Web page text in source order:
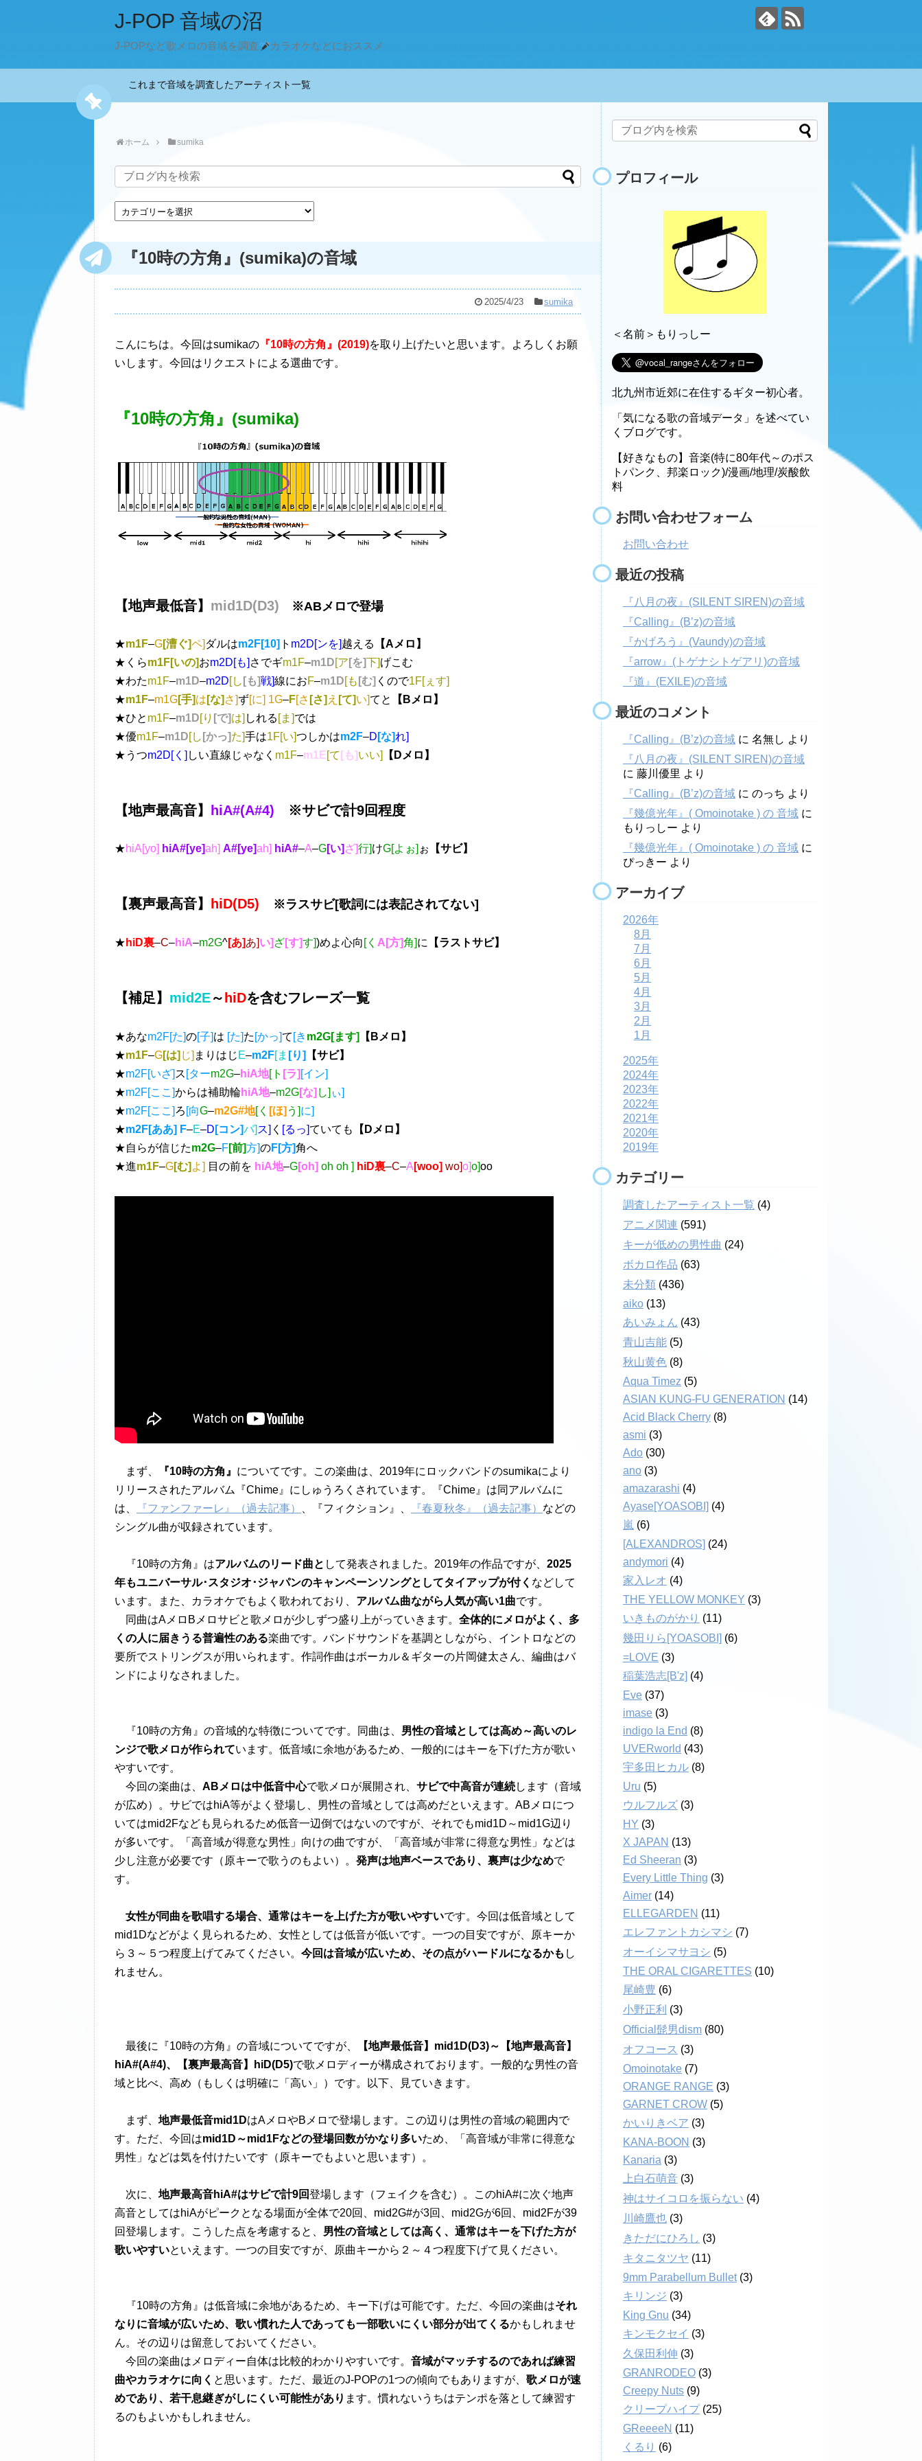
J-POP 音域の沼
J-POPなど歌メロの音域を調査 カラオケなどにおススメ
これまで音域を調査したアーティスト一覧
ホーム sumika
『10時の方角』(sumika)の音域
2025/4/23 sumika
こんにちは。今回はsumikaの 『10時の方角』(2019)を取り上げたいと思います。よろしくお願
いします。今回はリクエストによる選曲です。
『10時の方角』(sumika)
【地声最低音】 mid1D(D3) ※ABメロで登場
★m1F–G[漕ぐ]ペ] ダルはm2F[10] ト m2D[ンを]越える
【Aメロ】
★くらm1F[いの]おm2D[も] さでギm1F–m1D[ア [を]下]げこむ
★わたm1F–m1D–m2D[し [も]戦]線におF–m1D[も [む] くので1F[ぇす]
★m1F–m1G[手]は [な] さ]ず[に] 1G–F[さ [さ] え [て]い]てと
【Bメロ】
★ひと m1F–m1D[り [で]は] しれる [ま]では
★優m1F–m1D[し [かっ]た]手は1F[い]つしかはm2F–D [な]れ]
★うつm2D[く] しい直線じゃなく m1F–m1E[て [も] いい] 【Dメロ】
【地声最高音】 hiA#(A#4) ※サビで計9回程度
★hiA[yo] hiA#[ye]ah] A#[ye]ah] hiA#–A–G[い] ざ]行]けG[よぉ] ぉ 【サビ】
【裏声最高音】 hiD(D5) ※ラスサビ[歌詞には表記されてない]
★ hiD裏–C–hiA–m2G^[あ]あ]い] ざ[す]す])めよ心向 [く A[方]角]に 【ラストサビ】
【補足】 mid2E～ hiDを含むフレーズ一覧
★あなm2F[た]の[子]は [た]た [かっ]て [き m2G[ます]
【Bメロ】
★m1F–G[は] じ] まりはじ E–m2F[ま [り]
【サビ】
★m2F[いざ] ス [ターm2G–hiA地[ト [ラ] [イン]
★m2F[ここ]からは補助輪hiA地–m2G[な] し] ぃ]
★m2F[ここ]ろ [向G–m2G#地[く [ほ] う]に]
★m2F[ああ] F–E–D [コン]パ] ス] く [るっ]ていても
【Dメロ】
★自らが信じたm2G–F[前]方]のF[方]角へ
★進m1F–G[む] よ] 目の前を hiA地–G[oh] oh oh ] hiD裏–C–A [woo] wo]o]o]oo
まず、 『10時の方角』 についてです。この楽曲は、2019年にロックバンドのsumikaにより
リリースされたアルバム『Chime』にしゅうろくされています。『Chime』は同アルバムに
は、
『ファンファーレ』（過去記事） 、『フィクション』、 『春夏秋冬』（過去記事） などの
シングル曲が収録されています。
『10時の方角』はアルバムのリード曲と して発表されました。2019年の作品ですが、 2025
年もユニバーサル･スタジオ･ジャパンのキャンペーンソングとしてタイアップが付く などして
います。また、カラオケでもよく歌われており、 アルバム曲ながら人気が高い1曲です。
同曲はAメロBメロサビと歌メロが少しずつ盛り上がっていきます。 全体的にメロがよく、多
くの人に届きうる普遍性のある楽曲です。バンドサウンドを基調としながら、イントロなどの
要所でストリングスが用いられます。作詞作曲はボーカル＆ギターの片岡健太さん、編曲はバ
ンドによりなされました。
『10時の方角』の音域的な特徴についてです。同曲は、 男性の音域としては高め～高いのレ
ンジで歌メロが作られています。低音域に余地があるため、一般的にはキーを下げた方が歌い
やすいです。
今回の楽曲は、 ABメロは中低音中心で歌メロが展開され、 サビで中高音が連続します（音域
が広め）。サビではhiA等がよく登場し、男性の音域としては高めだといえます。ABメロにつ
いてはmid2Fなども見られるため低音一辺倒ではないのですが、それでもmid1D～mid1G辺り
が多いです。「高音域が得意な男性」向けの曲ですが、「高音域が非常に得意な男性」などは
少し注意が必要です（原キーで歌うのもよい）。 発声は地声ベースであり、裏声は少なめで
す。
女性が同曲を歌唱する場合、通常はキーを上げた方が歌いやすいです。今回は低音域として
mid1Dなどがよく見られるため、女性としては低音が低いです。一つの目安ですが、原キーか
ら３～５つ程度上げてみてください。 今回は音域が広いため、その点がハードルになるかも し
れません。
最後に『10時の方角』の音域についてですが、
【地声最低音】mid1D(D3)～【地声最高音】
hiA#(A#4)、【裏声最高音】hiD(D5)で歌メロディーが構成されております。一般的な男性の音
域と比べ、高め（もしくは明確に「高い」）です。以下、見ていきます。
まず、 地声最低音mid1DはAメロやBメロで登場します。この辺りは男性の音域の範囲内で
す。ただ、今回はmid1D～mid1Fなどの登場回数がかなり多いため、「高音域が非常に得意な
男性」などは気を付けたいです（原キーでもよいと思います）。
次に、 地声最高音hiA#はサビで計9回登場します（フェイクを含む）。このhiA#に次ぐ地声
高音としてはhiAがピークとなる場面が全体で20回、mid2G#が3回、mid2Gが6回、mid2Fが39
回登場します。こうした点を考慮すると、 男性の音域としては高く、通常はキーを下げた方が
歌いやすいといえます。一つの目安ですが、原曲キーから２～４つ程度下げて見ください。
『10時の方角』は低音域に余地があるため、キー下げは可能です。ただ、今回の楽曲はそれ
なりに音域が広いため、歌い慣れた人であっても一部歌いにくい部分が出てくるかもしれませ
ん。その辺りは留意しておいてください。
今回の楽曲はメロディー自体は比較的わかりやすいです。 音域がマッチするのであれば練習
曲やカラオケに向く と思います。ただ、最近のJ-POPの1つの傾向でもありますが、 歌メロが速
めであり、若干息継ぎがしにくい可能性があり ます。慣れないうちはテンポを落として練習す
るのもよいかもしれません。
プロフィール
＜名前＞もりっしー
北九州市近郊に在住するギター初心者。
「気になる歌の音域データ」を述べてい
くブログです。
【好きなもの】音楽(特に80年代～のポス
トパンク、邦楽ロック)/漫画/地理/炭酸飲
料
お問い合わせフォーム
お問い合わせ
最近の投稿
『八月の夜』(SILENT SIREN)の音域
『Calling』(B’z)の音域
『かげろう』(Vaundy)の音域
『arrow』(トゲナシトゲアリ)の音域
『道』(EXILE)の音域
最近のコメント
『Calling』(B’z)の音域 に 名無し より
『八月の夜』(SILENT SIREN)の音域
に 藤川優里 より
『Calling』(B’z)の音域 に のっち より
『幾億光年』( Omoinotake ) の 音域 に
もりっしー より
『幾億光年』( Omoinotake ) の 音域 に
ぴっきー より
アーカイブ
2026年
8月
7月
6月
5月
4月
3月
2月
1月
2025年
2024年
2023年
2022年
2021年
2020年
2019年
カテゴリー
調査したアーティスト一覧 (4)
アニメ関連 (591)
キーが低めの男性曲 (24)
ボカロ作品 (63)
未分類 (436)
aiko (13)
あいみょん (43)
青山吉能 (5)
秋山黄色 (8)
Aqua Timez (5)
ASIAN KUNG-FU GENERATION (14)
Acid Black Cherry (8)
asmi (3)
Ado (30)
ano (3)
amazarashi (4)
Ayase[YOASOBI] (4)
嵐 (6)
[ALEXANDROS] (24)
andymori (4)
家入レオ (4)
THE YELLOW MONKEY (3)
いきものがかり (11)
幾田りら[YOASOBI] (6)
=LOVE (3)
稲葉浩志[B'z] (4)
Eve (37)
imase (3)
indigo la End (8)
UVERworld (43)
宇多田ヒカル (8)
Uru (5)
ウルフルズ (3)
HY (3)
X JAPAN (13)
Ed Sheeran (3)
Every Little Thing (3)
Aimer (14)
ELLEGARDEN (11)
エレファントカシマシ (7)
オーイシマサヨシ (5)
THE ORAL CIGARETTES (10)
尾崎豊 (6)
小野正利 (3)
Official髭男dism (80)
オフコース (3)
Omoinotake (7)
ORANGE RANGE (3)
GARNET CROW (5)
かいりきベア (3)
KANA-BOON (3)
Kanaria (3)
上白石萌音 (3)
神はサイコロを振らない (4)
川崎鷹也 (3)
きただにひろし (3)
キタニタツヤ (11)
9mm Parabellum Bullet(3)
キリンジ (3)
King Gnu (34)
キンモクセイ (3)
久保田利伸 (3)
GRANRODEO (3)
Creepy Nuts (9)
クリープハイプ(25)
GReeeeN (11)
くるり (6)